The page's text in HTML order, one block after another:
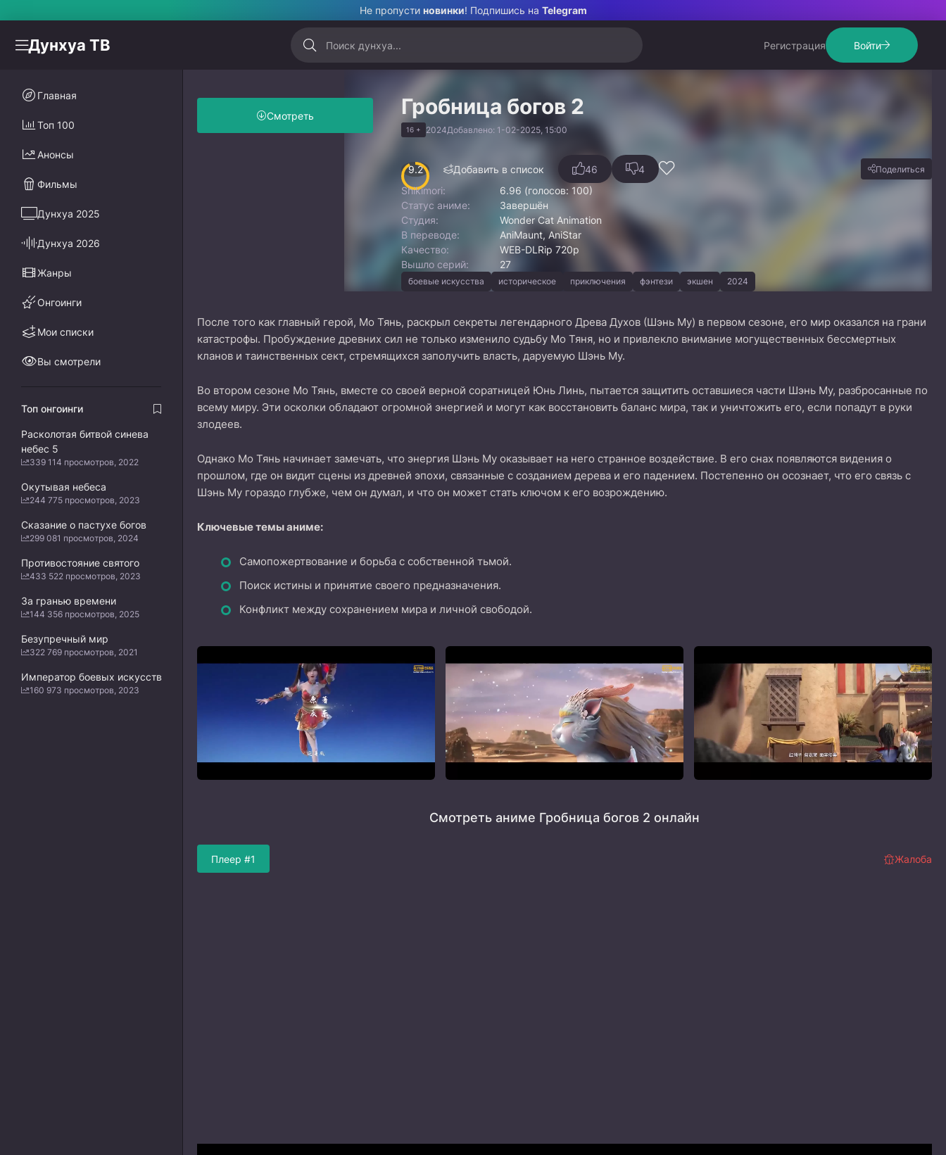
Не пропусти новинки! Подпишись на Telegram
Дунхуа ТВ Регистрация Войти
Гробница богов 2
16 + 2024Добавлено: 1-02-2025, 15:00
Смотреть
9.2 Добавить в список 46 4 Поделиться
Shikimori:
6.96 (голосов: 100)
Статус аниме:
Завершён
Студия:
Wonder Cat Animation
В переводе:
AniMaunt, AniStar
Качество:
WEB-DLRip 720p
Вышло серий:
27
боевые искусства историческое приключения фэнтези экшен 2024
После того как главный герой, Мо Тянь, раскрыл секреты легендарного Древа Духов (Шэнь Му) в первом сезоне, его мир оказался на грани
катастрофы. Пробуждение древних сил не только изменило судьбу Мо Тяня, но и привлекло внимание могущественных бессмертных
кланов и таинственных сект, стремящихся заполучить власть, даруемую Шэнь Му.
Во втором сезоне Мо Тянь, вместе со своей верной соратницей Юнь Линь, пытается защитить оставшиеся части Шэнь Му, разбросанные по
всему миру. Эти осколки обладают огромной энергией и могут как восстановить баланс мира, так и уничтожить его, если попадут в руки
злодеев.
Однако Мо Тянь начинает замечать, что энергия Шэнь Му оказывает на него странное воздействие. В его снах появляются видения о
прошлом, где он видит сцены из древней эпохи, связанные с созданием дерева и его падением. Постепенно он осознает, что его связь с
Шэнь Му гораздо глубже, чем он думал, и что он может стать ключом к его возрождению.
Ключевые темы аниме:
Самопожертвование и борьба с собственной тьмой.
Поиск истины и принятие своего предназначения.
Конфликт между сохранением мира и личной свободой.
Смотреть аниме Гробница богов 2 онлайн
Плеер #1 Жалоба
Главная
Топ 100
Анонсы
Фильмы
Дунхуа 2025
Дунхуа 2026
Жанры
Онгоинги
Мои списки
Вы смотрели
Топ онгоинги
Расколотая битвой синева
небес 5
339 114 просмотров, 2022
Окутывая небеса
244 775 просмотров, 2023
Сказание о пастухе богов
299 081 просмотров, 2024
Противостояние святого
433 522 просмотров, 2023
За гранью времени
144 356 просмотров, 2025
Безупречный мир
322 769 просмотров, 2021
Император боевых искусств
160 973 просмотров, 2023